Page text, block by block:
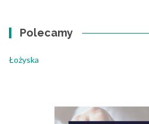
Polecamy
Łożyska